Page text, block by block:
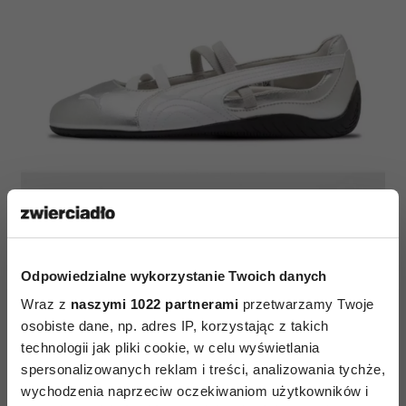
Odpowiedzialne wykorzystanie Twoich danych
Wraz z naszymi 1022 partnerami przetwarzamy Twoje
osobiste dane, np. adres IP, korzystając z takich
technologii jak pliki cookie, w celu wyświetlania
spersonalizowanych reklam i treści, analizowania tychże,
wychodzenia naprzeciw oczekiwaniom użytkowników i